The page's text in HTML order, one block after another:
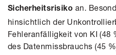
Sicherheitsrisiko an.
hinsichtlich der
Fehleranfälligkeit von KI (48
des Datenmissbrauchs (45